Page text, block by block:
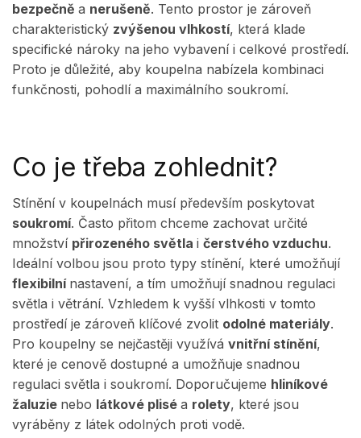
bezpečně a nerušeně. Tento prostor je zároveň
charakteristický zvýšenou vlhkostí, která klade
specifické nároky na jeho vybavení i celkové prostředí.
Proto je důležité, aby koupelna nabízela kombinaci
funkčnosti, pohodlí a maximálního soukromí.
Co je třeba zohlednit?
Stínění v koupelnách musí především poskytovat
soukromí. Často přitom chceme zachovat určité
množství přirozeného světla i čerstvého vzduchu.
Ideální volbou jsou proto typy stínění, které umožňují
flexibilní nastavení, a tím umožňují snadnou regulaci
světla i větrání. Vzhledem k vyšší vlhkosti v tomto
prostředí je zároveň klíčové zvolit odolné materiály.
Pro koupelny se nejčastěji využívá vnitřní stínění,
které je cenově dostupné a umožňuje snadnou
regulaci světla i soukromí. Doporučujeme hliníkové
žaluzie nebo látkové plisé a rolety, které jsou
vyráběny z látek odolných proti vodě.